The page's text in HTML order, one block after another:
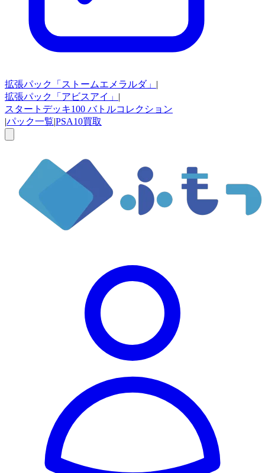
拡張パック 「ストームエメラルダ」 |
拡張パック
「アビスアイ」 |
スタートデッキ100 バトルコレクション
|パック一覧|PSA10買取